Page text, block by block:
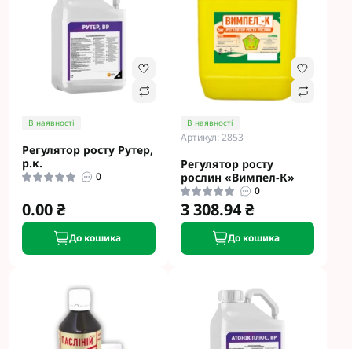
В наявності
Регулятор росту Рутер,
р.к.
0
0.00 ₴
До кошика
В наявності
Артикул: 2853
Регулятор росту
рослин «Вимпел-К»
0
3 308.94 ₴
До кошика